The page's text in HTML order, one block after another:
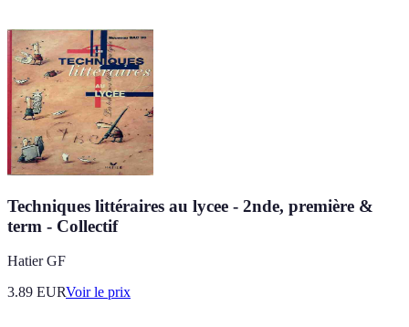
Techniques littéraires au lycee - 2nde, première &
term - Collectif
Hatier GF
3.89 EURVoir le prix